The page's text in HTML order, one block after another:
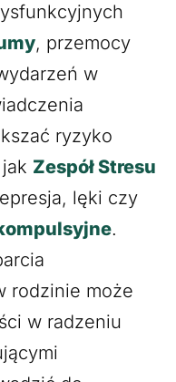
, przemocy
w
ryzyko
Zespół Stresu
lęki czy
.
rodzinie może
w radzeniu